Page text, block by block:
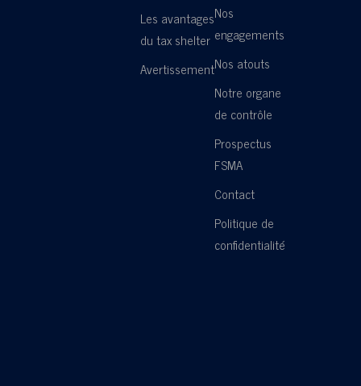
Les avantages
du tax shelter
Avertissement
Nos
engagements
Nos atouts
Notre organe
de contrôle
Prospectus
FSMA
Contact
Politique de
confidentialité